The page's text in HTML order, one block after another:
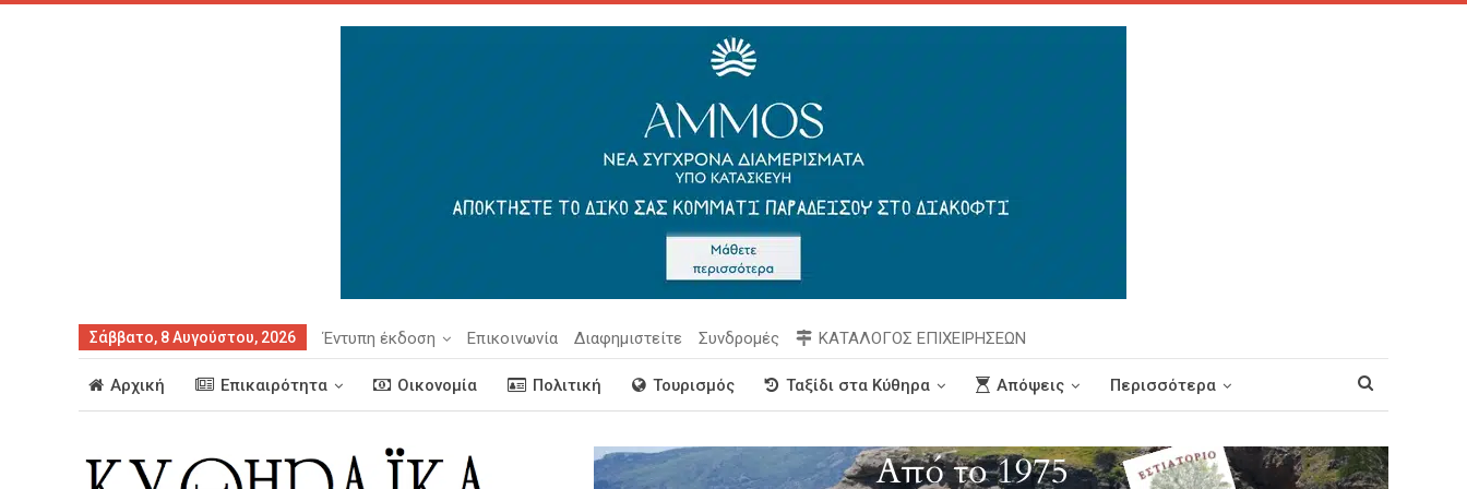
Σάββατο, 8 Αυγούστου, 2026 Έντυπη έκδοση Επικοινωνία Διαφημιστείτε Συνδρομές ΚΑΤΑΛΟΓΟΣ ΕΠΙΧΕΙΡΗΣΕΩΝ
Αρχική Επικαιρότητα Οικονομία Πολιτική Τουρισμός Ταξίδι στα Κύθηρα Απόψεις Περισσότερα